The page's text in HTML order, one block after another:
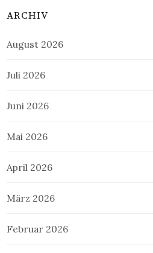
ARCHIV
August 2026
Juli 2026
Juni 2026
Mai 2026
April 2026
März 2026
Februar 2026